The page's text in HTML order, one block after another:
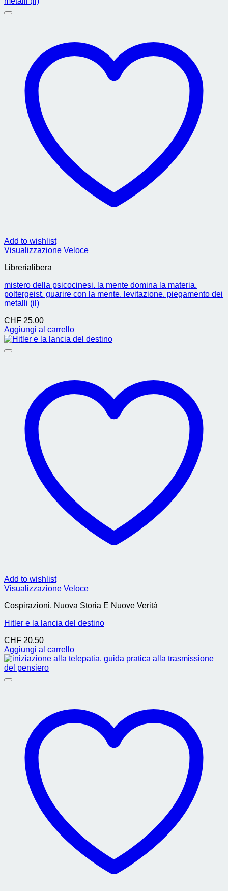
Add to wishlist
Visualizzazione Veloce
Librerialibera
mistero della psicocinesi. la mente domina la materia.
poltergeist. guarire con la mente. levitazione. piegamento dei
metalli (il)
CHF 25.00
Aggiungi al carrello
Add to wishlist
Visualizzazione Veloce
Cospirazioni, Nuova Storia E Nuove Verità
Hitler e la lancia del destino
CHF 20.50
Aggiungi al carrello